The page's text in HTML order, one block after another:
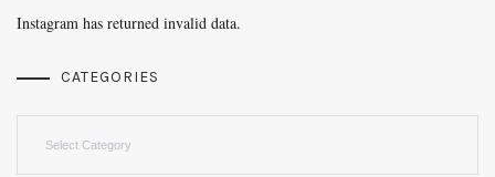
Instagram has returned invalid data.
CATEGORIES